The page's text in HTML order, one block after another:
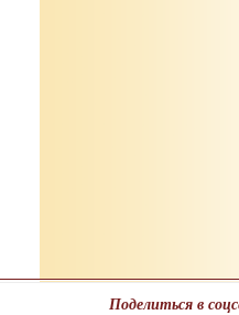
Поделиться в